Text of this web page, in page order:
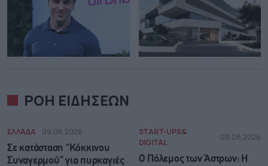
ΡΟΗ ΕΙΔΗΣΕΩΝ
ΕΛΛΑΔΑ 09.08.2026
Σε κατάσταση “Κόκκινου
Συναγερμού” για πυρκαγιές
START-UPS &
DIGITAL
09.08.2026
Ο Πόλεμος των Άστρων: Η